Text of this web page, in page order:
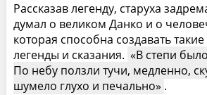
Рассказав легенду, старуха
думал о великом Данко и о
которая способна создавать
легенды и сказания.
В степи
По небу ползли тучи, медленно,
шумело глухо и печально
.